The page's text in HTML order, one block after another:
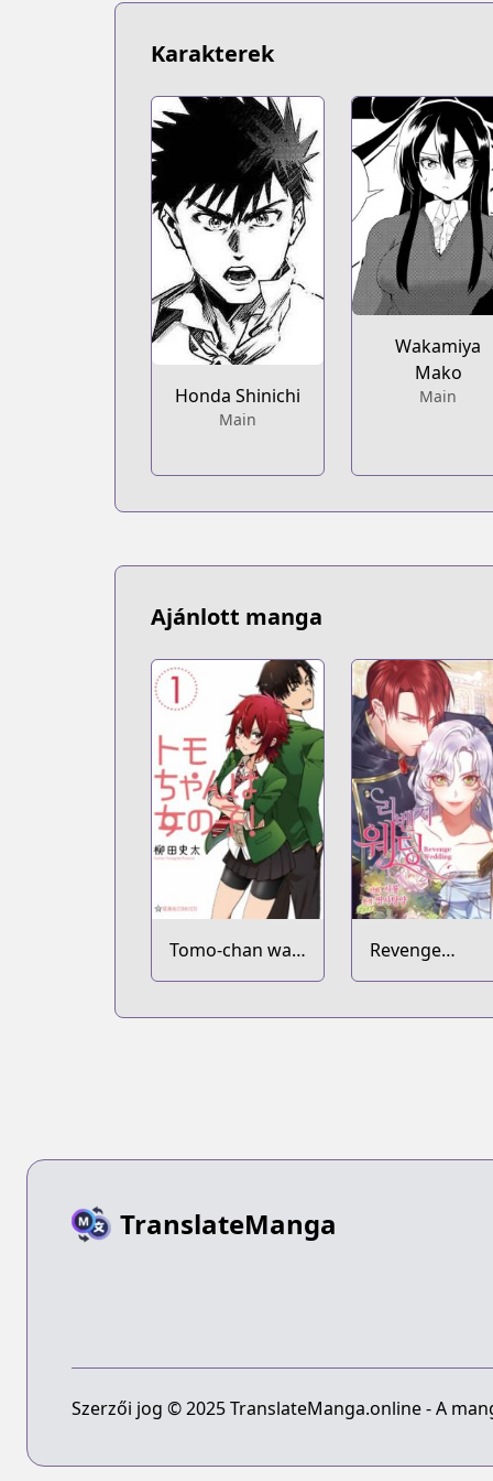
https://bookwalker.jp/series/235798/
Karakterek
Honda Shinichi
Main
Wakamiya
Mako
Main
Ajánlott manga
Tomo-chan wa
Onnanoko!
Revenge
Wedding
TranslateManga
Szerzői jog © 2025 TranslateManga.online - A